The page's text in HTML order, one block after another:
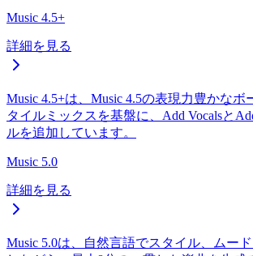
Music 4.5+
詳細を見る
Music 4.5+は、Music 4.5の表現力豊かなボ
タイルミックスを基盤に、Add Vocalsと
ルを追加しています。
Music 5.0
詳細を見る
Music 5.0は、自然言語でスタイル、ムー